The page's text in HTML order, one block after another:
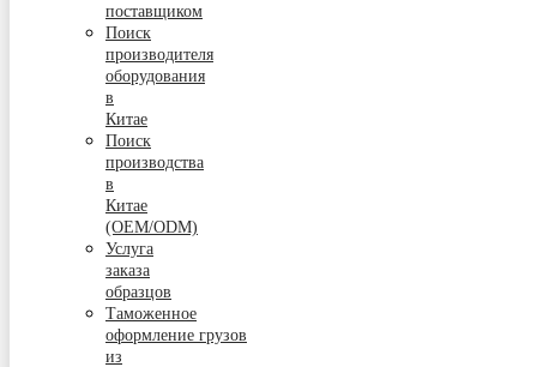
поставщиком
Поиск
производителя
оборудования
в
Китае
Поиск
производства
в
Китае
(OEM/ODM)
Услуга
заказа
образцов
Таможенное
оформление грузов
из